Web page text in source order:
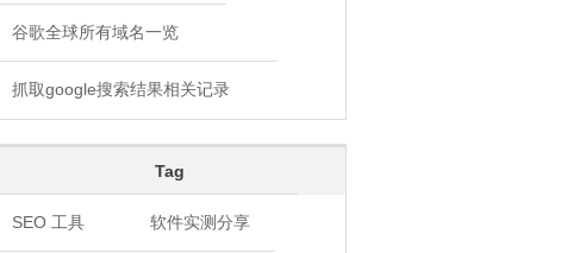
谷歌全球所有域名一览
抓取google搜索结果相关记录
Tag
SEO 工具 软件实测分享